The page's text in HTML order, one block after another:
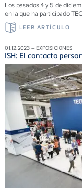
Los pasados 4 y 5 de
en la que ha participado
LEER ARTÍCULO
01.12.2023 – EXPOSICIONES
ISH: El contacto